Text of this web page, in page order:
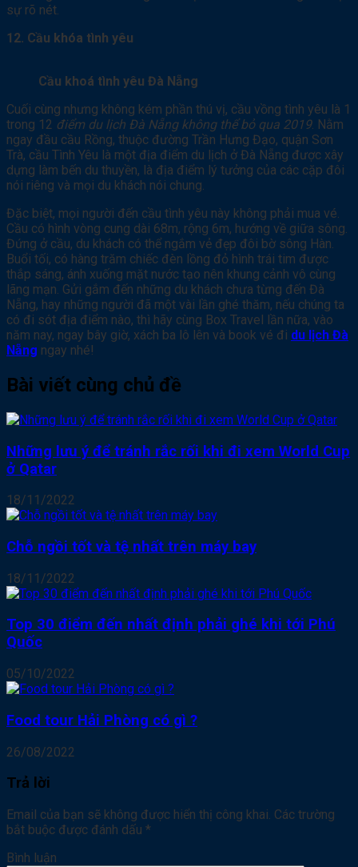
sự rõ nét.
12. Cầu khóa tình yêu
Cầu khoá tình yêu Đà Nẵng
Cuối cùng nhưng không kém phần thú vị, cầu vồng tình yêu là 1
trong 12 điểm du lịch Đà Nẵng không thể bỏ qua 2019. Nằm
ngay đầu cầu Rồng, thuộc đường Trần Hưng Đạo, quận Sơn
Trà, cầu Tình Yêu là một địa điểm du lịch ở Đà Nẵng được xây
dựng làm bến du thuyền, là địa điểm lý tưởng của các cặp đôi
nói riêng và mọi du khách nói chung.
Đặc biệt, mọi người đến cầu tình yêu này không phải mua vé.
Cầu có hình vòng cung dài 68m, rộng 6m, hướng về giữa sông.
Đứng ở cầu, du khách có thể ngắm vẻ đẹp đôi bờ sông Hàn.
Buổi tối, có hàng trăm chiếc đèn lồng đỏ hình trái tim được
thắp sáng, ánh xuống mặt nước tạo nên khung cảnh vô cùng
lãng mạn. Gửi gắm đến những du khách chưa từng đến Đà
Nẵng, hay những người đã một vài lần ghé thăm, nếu chúng ta
có đi sót địa điểm nào, thì hãy cùng Box Travel lần nữa, vào
năm nay, ngay bây giờ, xách ba lô lên và book vé đi du lịch Đà
Nẵng ngay nhé!
Bài viết cùng chủ đề
Những lưu ý để tránh rắc rối khi đi xem World Cup
ở Qatar
18/11/2022
Chỗ ngồi tốt và tệ nhất trên máy bay
18/11/2022
Top 30 điểm đến nhất định phải ghé khi tới Phú
Quốc
05/10/2022
Food tour Hải Phòng có gì ?
26/08/2022
Trả lời
Email của bạn sẽ không được hiển thị công khai. Các trường
bắt buộc được đánh dấu *
Bình luận